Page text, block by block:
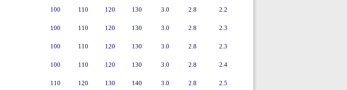
100 110 120 130 3.0 2.8 2.2
100 110 120 130 3.0 2.8 2.3
100 110 120 130 3.0 2.8 2.3
100 110 120 130 3.0 2.8 2.4
110 120 130 140 3.0 2.8 2.5